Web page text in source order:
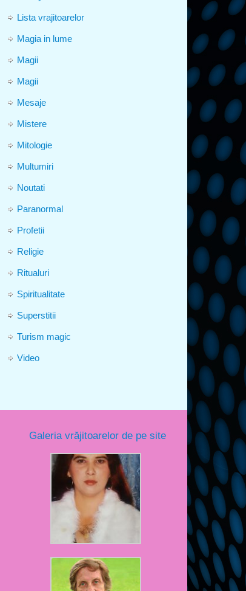
Lista vrajitoarelor
Magia in lume
Magii
Magii
Mesaje
Mistere
Mitologie
Multumiri
Noutati
Paranormal
Profetii
Religie
Ritualuri
Spiritualitate
Superstitii
Turism magic
Video
Galeria vrăjitoarelor de pe site